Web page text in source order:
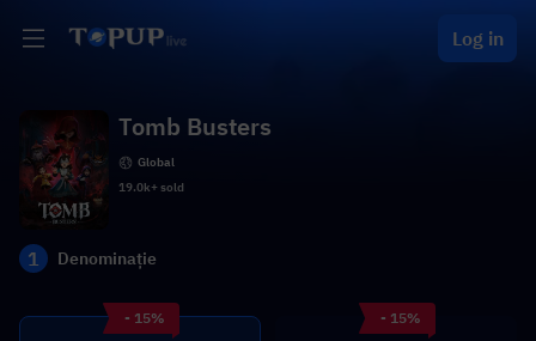
Log in
Tomb Busters
Global
19.0k+ sold
1 Denominație
- 15%
- 15%